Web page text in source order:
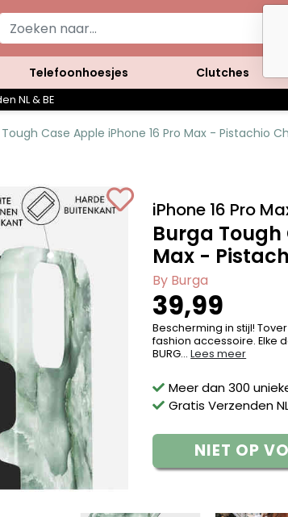
Telefoonhoesjes Clutches
NL & BE
Case Apple iPhone 16 Pro Max - Pistachio
iPhone 16 Pro
Burga Tough
Max -
By Burga
39,99
Bescherming in stijl!
fashion accessoire. Elke
BURG...Lees meer
Meer dan 300
Gratis Verzenden
NIET OP